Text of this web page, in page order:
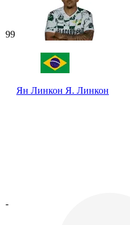
99
Ян Линкон Я. Линкон
-